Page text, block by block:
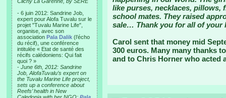
- 6 juin 2012: Sandrine Job,
expert pour Alofa Tuvalu sur le
projet "Tuvalu Marine Life",
organise, avec son
association Pala Dalik (l’écho
du récif), une conférence
intitulée « Etat de santé des
récifs calédoniens: Qui fait
quoi ? »
- June 6th, 2012: Sandrine
Job, AlofaTuvalu’s expert on
the Tuvalu Marine Life project,
sets up a conference about
Reefs’ health in New
like purses, necklaces, pillows,
school mates. They raised
sale… Thank you for all of your
Carol sent that money mid
300 euros. Many many thanks
and to Chris Horner who acted